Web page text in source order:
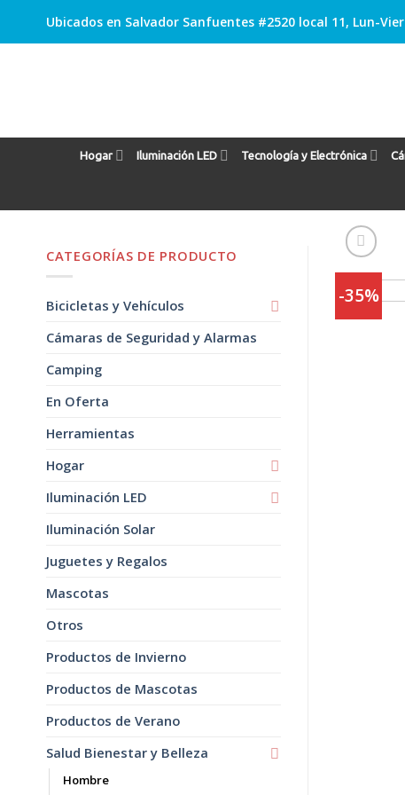
Ubicados en Salvador Sanfuentes #2520 local 11, Lun-
Hogar Iluminación LED Tecnología y Electrónica
CATEGORÍAS DE PRODUCTO
Bicicletas y Vehículos
Cámaras de Seguridad y Alarmas
Camping
En Oferta
Herramientas
Hogar
Iluminación LED
Iluminación Solar
Juguetes y Regalos
Mascotas
Otros
Productos de Invierno
Productos de Mascotas
Productos de Verano
Salud Bienestar y Belleza
Hombre
-35%